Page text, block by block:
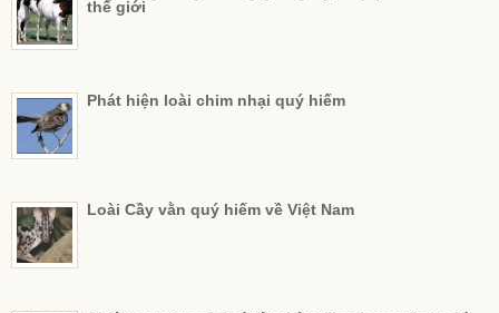
thế giới
Phát hiện loài chim nhại quý hiếm
Loài Cầy vằn quý hiếm về Việt Nam